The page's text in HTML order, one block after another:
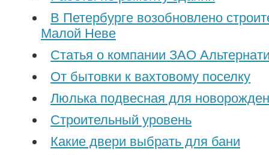
В Петербурге возобновлено
Малой Неве
Статья о компании ЗАО
От бытовки к вахтовому поселку
Люлька подвесная для
Строительный уровень
Какие двери выбрать для бани